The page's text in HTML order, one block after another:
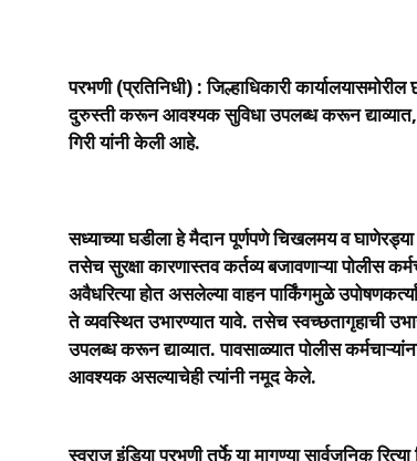
परभणी (प्रतिनिधी) : जिल्हाधिकारी
दुरुस्ती करून आवश्यक सुविधा उपलब्ध करून द्याव्यात,
गिरी यांनी केली आहे.
सध्याच्या घडीला हे मैदान पूर्णपणे चिखलमय व
तसेच सुरक्षा कारणास्तव कर्तव्य बजावणाऱ्या पोलीस
अवैधरित्या होत असलेल्या वाहन पार्किंगमुळे
ते व्यवस्थित उभारण्यात यावे. तसेच स्वच्छतागृहाची
उपलब्ध करून द्याव्यात. पावसाळ्यात पोलीस
आवश्यक असल्याचेही त्यांनी नमूद केले.
स्वराज इंडिया परभणी तर्फे या मागण्या सार्वजनिक